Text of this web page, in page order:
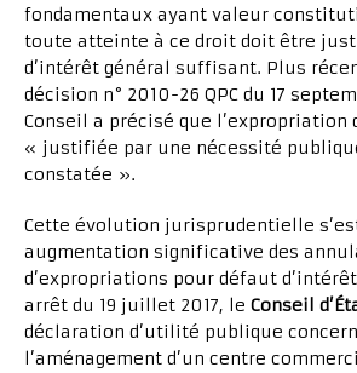
fondamentaux ayant valeur
toute atteinte à ce droit doit être
d’intérêt général suffisant. Plus
décision n° 2010-26 QPC du 17
Conseil a précisé que l’expropriation
« justifiée par une nécessité
constatée ».
Cette évolution jurisprudentielle
augmentation significative des
d’expropriations pour défaut
arrêt du 19 juillet 2017, le Conseil
déclaration d’utilité publique
l’aménagement d’un centre